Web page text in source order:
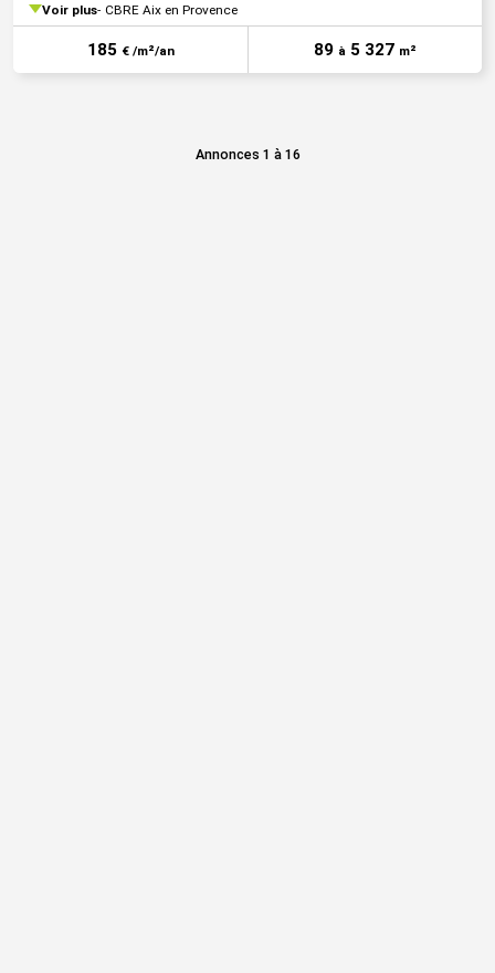
Voir plus CBRE Aix en Provence
185 € /m²/an 89 à 5 327 m²
Annonces 1 à 16